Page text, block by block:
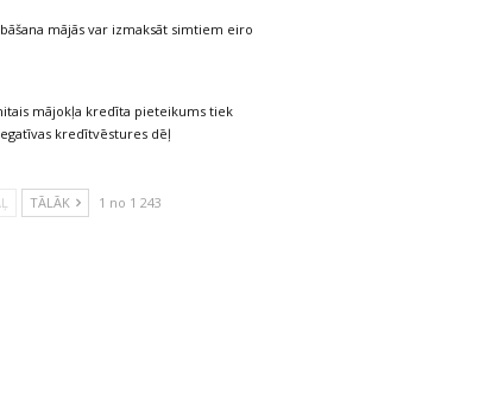
mājās var izmaksāt simtiem eiro
mājokļa kredīta pieteikums tiek
kredītvēstures dēļ
TĀLĀK 1 no 1 243